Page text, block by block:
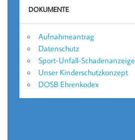
DOKUMENTE
Aufnahmeantrag
Datenschutz
Sport-Unfall-Schadenanzeige
Unser Kinderschutzkonzept
DOSB Ehrenkodex